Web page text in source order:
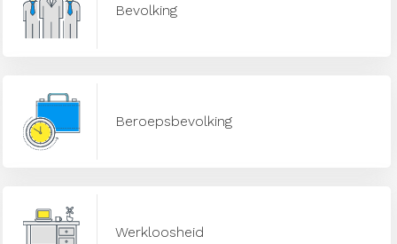
Bevolking
Beroepsbevolking
Werkloosheid